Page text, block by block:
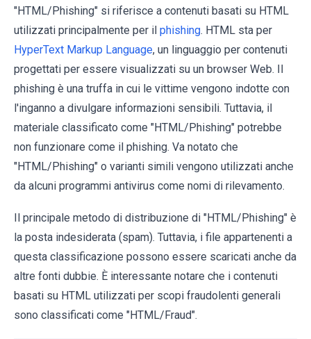
"HTML/Phishing" si riferisce a contenuti basati su HTML
utilizzati principalmente per il phishing. HTML sta per
HyperText Markup Language, un linguaggio per contenuti
progettati per essere visualizzati su un browser Web. Il
phishing è una truffa in cui le vittime vengono indotte con
l'inganno a divulgare informazioni sensibili. Tuttavia, il
materiale classificato come "HTML/Phishing" potrebbe
non funzionare come il phishing. Va notato che
"HTML/Phishing" o varianti simili vengono utilizzati anche
da alcuni programmi antivirus come nomi di rilevamento.
Il principale metodo di distribuzione di "HTML/Phishing" è
la posta indesiderata (spam). Tuttavia, i file appartenenti a
questa classificazione possono essere scaricati anche da
altre fonti dubbie. È interessante notare che i contenuti
basati su HTML utilizzati per scopi fraudolenti generali
sono classificati come "HTML/Fraud".